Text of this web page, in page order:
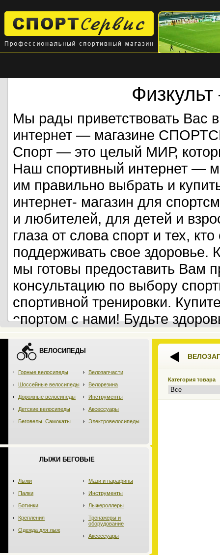
Мы рады приветствовать Вас
интернет — магазине
Спорт — это целый МИР,
Наш спортивный интернет —
им правильно выбрать и
интернет- магазин для
и любителей, для детей и
глаза от слова спорт и тех,
поддерживать свое
мы готовы предоставить Вам
консультацию по выбору
спортивной тренировки.
спортом с нами! Будьте
ВЕЛОСИПЕДЫ
Горные велосипеды
Шоссейные велосипеды
Дорожные велосипеды
Детские велосипеды
Беговелы. Самокаты.
Велозапчасти
Велорезина
Инструменты
Аксессуары
Электровелосипеды
ЛЫЖИ БЕГОВЫЕ
Лыжи
Палки
Ботинки
Крепления
Одежда для лыж
Мази и парафины
Инструменты
Лыжероллеры
Тренажеры и
оборудование
Аксессуары
Категория товара